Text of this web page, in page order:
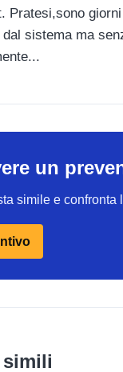
Pratesi,sono
sistema ma
un
simile e
simili